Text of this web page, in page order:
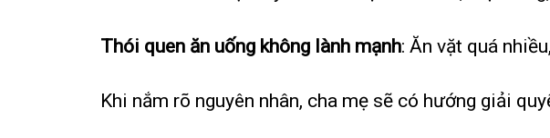
Thói quen ăn uống không lành mạnh: Ăn vặt quá
Khi nắm rõ nguyên nhân, cha mẹ sẽ có hướng giải